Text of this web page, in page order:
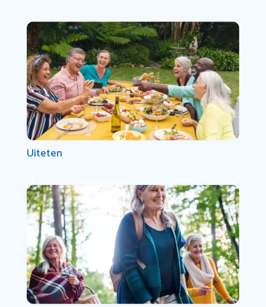
Uiteten